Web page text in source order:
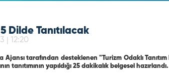
Dilde Tanıtılacak
| 12:20
Ajansı tarafından desteklenen "Turizm Odaklı
tanıtımının yapıldığı 25 dakikalık belgesel hazırlandı.